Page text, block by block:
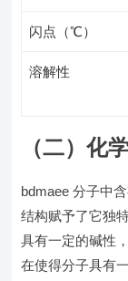
闪点（℃）
溶解性
（二）化
bdmaee 分子中
结构赋予了它独
具有一定的碱性
在使得分子具有